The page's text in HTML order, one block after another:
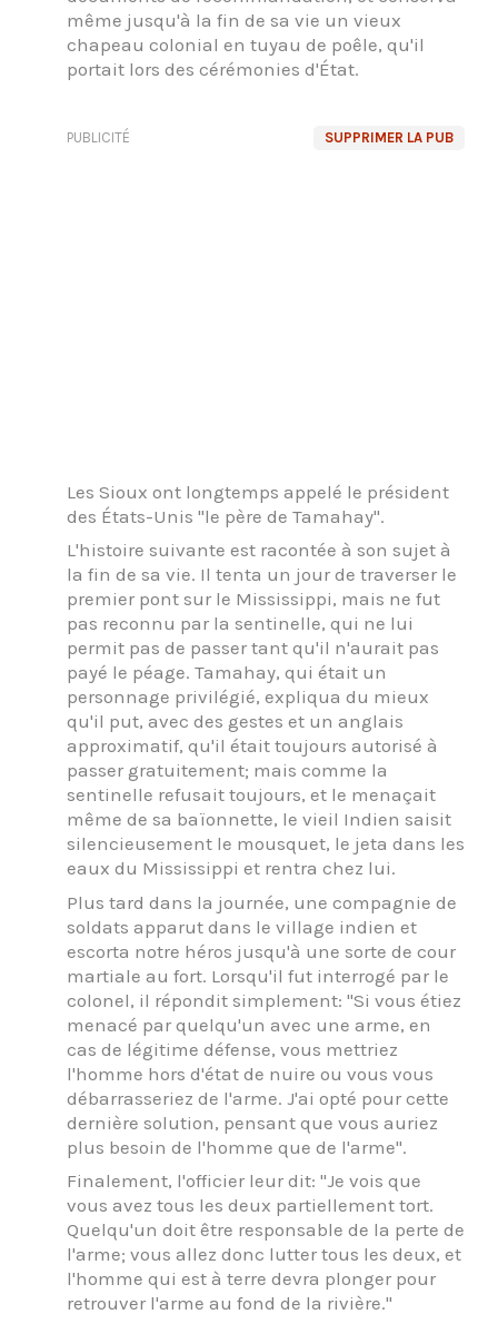
même jusqu'à la fin de sa vie un vieux
chapeau colonial en tuyau de poêle, qu'il
portait lors des cérémonies d'État.
SUPPRIMER LA PUB
PUBLICITÉ
Les Sioux ont longtemps appelé le président
des États-Unis "le père de Tamahay".
L'histoire suivante est racontée à son sujet à
la fin de sa vie. Il tenta un jour de traverser le
premier pont sur le Mississippi, mais ne fut
pas reconnu par la sentinelle, qui ne lui
permit pas de passer tant qu'il n'aurait pas
payé le péage. Tamahay, qui était un
personnage privilégié, expliqua du mieux
qu'il put, avec des gestes et un anglais
approximatif, qu'il était toujours autorisé à
passer gratuitement; mais comme la
sentinelle refusait toujours, et le menaçait
même de sa baïonnette, le vieil Indien saisit
silencieusement le mousquet, le jeta dans les
eaux du Mississippi et rentra chez lui.
Plus tard dans la journée, une compagnie de
soldats apparut dans le village indien et
escorta notre héros jusqu'à une sorte de cour
martiale au fort. Lorsqu'il fut interrogé par le
colonel, il répondit simplement: "Si vous étiez
menacé par quelqu'un avec une arme, en
cas de légitime défense, vous mettriez
l'homme hors d'état de nuire ou vous vous
débarrasseriez de l'arme. J'ai opté pour cette
dernière solution, pensant que vous auriez
plus besoin de l'homme que de l'arme".
Finalement, l'officier leur dit: "Je vois que
vous avez tous les deux partiellement tort.
Quelqu'un doit être responsable de la perte de
l'arme; vous allez donc lutter tous les deux, et
l'homme qui est à terre devra plonger pour
retrouver l'arme au fond de la rivière."